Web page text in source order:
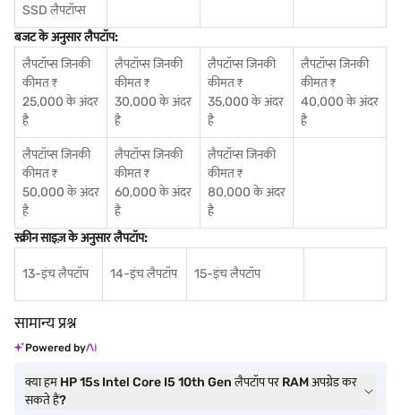
SSD लैपटॉप्स
बजट के अनुसार लैपटॉप:
लैपटॉप्स जिनकी
कीमत ₹
25,000 के अंदर
है
लैपटॉप्स जिनकी
कीमत ₹
30,000 के अंदर
है
लैपटॉप्स जिनकी
कीमत ₹
35,000 के अंदर
है
लैपटॉप्स जिनकी
कीमत ₹
40,000 के अंदर
है
लैपटॉप्स जिनकी
कीमत ₹
50,000 के अंदर
है
लैपटॉप्स जिनकी
कीमत ₹
60,000 के अंदर
है
लैपटॉप्स जिनकी
कीमत ₹
80,000 के अंदर
है
स्क्रीन साइज़ के अनुसार लैपटॉप:
13-इंच लैपटॉप 14-इंच लैपटॉप 15-इंच लैपटॉप
सामान्य प्रश्न
Powered by
क्या हम HP 15s Intel Core I5 10th Gen लैपटॉप पर RAM अपग्रेड कर
सकते हैं?